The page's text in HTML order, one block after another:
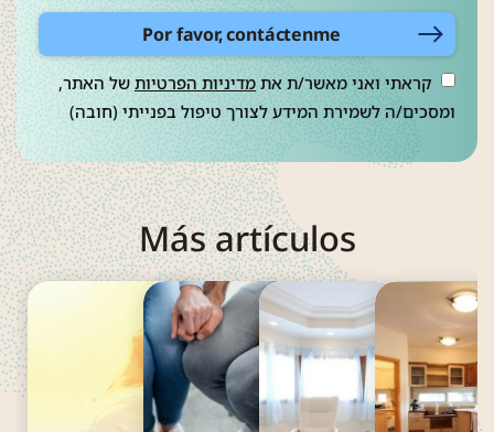
Por favor, contáctenme
קראתי ואני מאשר/ת אתמדיניות הפרטיותשל האתר,
ומסכים/ה לשמירת המידע לצורך טיפול בפנייתי (חובה)
Más artículos